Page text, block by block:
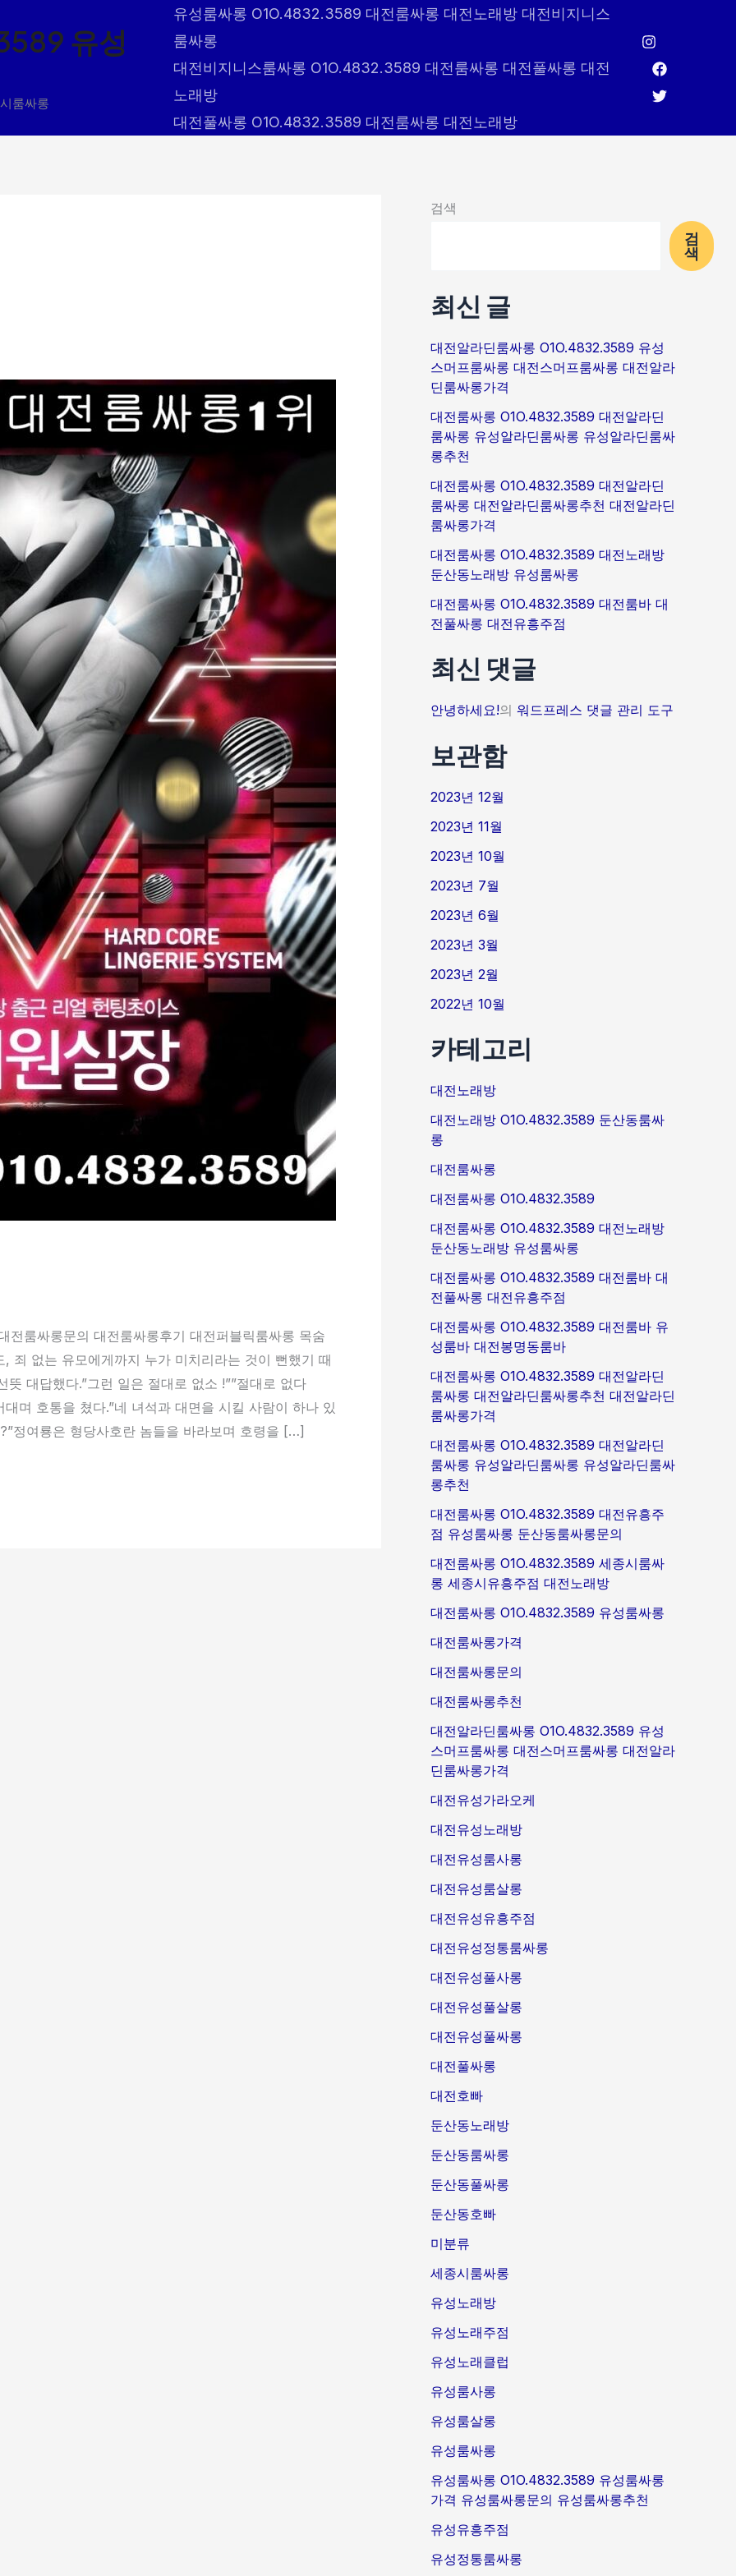
유성
룸싸롱
유성룸싸롱 O1O.4832.3589 대전룸싸롱 대전노래방 대전비지니스
룸싸롱
대전비지니스룸싸롱 O1O.4832.3589 대전룸싸롱 대전풀싸롱 대전
노래방
대전풀싸롱 O1O.4832.3589 대전룸싸롱 대전노래방
전룸싸롱문의 대전룸싸롱후기 대전퍼블릭룸싸롱 목숨
죄 없는 유모에게까지 누가 미치리라는 것이 뻔했기 때
대답했다.”그런 일은 절대로 없소 !””절대로 없다
며 호통을 쳤다.”네 녀석과 대면을 시킬 사람이 하나 있
정여룡은 형당사호란 놈들을 바라보며 호령을 […]
검색
검
색
최신 글
대전알라딘룸싸롱 O1O.4832.3589 유성
스머프룸싸롱 대전스머프룸싸롱 대전알라
딘룸싸롱가격
대전룸싸롱 O1O.4832.3589 대전알라딘
룸싸롱 유성알라딘룸싸롱 유성알라딘룸싸
롱추천
대전룸싸롱 O1O.4832.3589 대전알라딘
룸싸롱 대전알라딘룸싸롱추천 대전알라딘
룸싸롱가격
대전룸싸롱 O1O.4832.3589 대전노래방
둔산동노래방 유성룸싸롱
대전룸싸롱 O1O.4832.3589 대전룸바 대
전풀싸롱 대전유흥주점
최신 댓글
안녕하세요!의 워드프레스 댓글 관리 도구
보관함
2023년 12월
2023년 11월
2023년 10월
2023년 7월
2023년 6월
2023년 3월
2023년 2월
2022년 10월
카테고리
대전노래방
대전노래방 O1O.4832.3589 둔산동룸싸
롱
대전룸싸롱
대전룸싸롱 O1O.4832.3589
대전룸싸롱 O1O.4832.3589 대전노래방
둔산동노래방 유성룸싸롱
대전룸싸롱 O1O.4832.3589 대전룸바 대
전풀싸롱 대전유흥주점
대전룸싸롱 O1O.4832.3589 대전룸바 유
성룸바 대전봉명동룸바
대전룸싸롱 O1O.4832.3589 대전알라딘
룸싸롱 대전알라딘룸싸롱추천 대전알라딘
룸싸롱가격
대전룸싸롱 O1O.4832.3589 대전알라딘
룸싸롱 유성알라딘룸싸롱 유성알라딘룸싸
롱추천
대전룸싸롱 O1O.4832.3589 대전유흥주
점 유성룸싸롱 둔산동룸싸롱문의
대전룸싸롱 O1O.4832.3589 세종시룸싸
롱 세종시유흥주점 대전노래방
대전룸싸롱 O1O.4832.3589 유성룸싸롱
대전룸싸롱가격
대전룸싸롱문의
대전룸싸롱추천
대전알라딘룸싸롱 O1O.4832.3589 유성
스머프룸싸롱 대전스머프룸싸롱 대전알라
딘룸싸롱가격
대전유성가라오케
대전유성노래방
대전유성룸사롱
대전유성룸살롱
대전유성유흥주점
대전유성정통룸싸롱
대전유성풀사롱
대전유성풀살롱
대전유성풀싸롱
대전풀싸롱
대전호빠
둔산동노래방
둔산동룸싸롱
둔산동풀싸롱
둔산동호빠
미분류
세종시룸싸롱
유성노래방
유성노래주점
유성노래클럽
유성룸사롱
유성룸살롱
유성룸싸롱
유성룸싸롱 O1O.4832.3589 유성룸싸롱
가격 유성룸싸롱문의 유성룸싸롱추천
유성유흥주점
유성정통룸싸롱